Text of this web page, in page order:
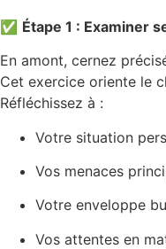
✅ Étape 1 : Examiner
En amont, cernez
Cet exercice oriente le
Réfléchissez à :
Votre situation
Vos menaces
Votre enveloppe
Vos attentes en